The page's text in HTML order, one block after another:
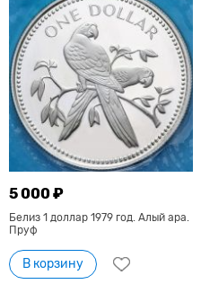
5 000 ₽
Белиз 1 доллар 1979 год. Алый ара.
Пруф
В корзину